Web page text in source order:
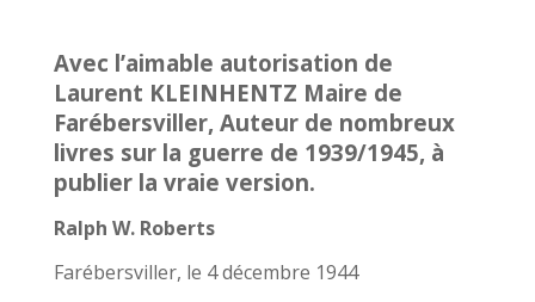
Avec l’aimable autorisation de
Laurent KLEINHENTZ Maire de
Farébersviller, Auteur de nombreux
livres sur la guerre de 1939/1945, à
publier la vraie version.
Ralph W. Roberts
Farébersviller, le 4 décembre 1944